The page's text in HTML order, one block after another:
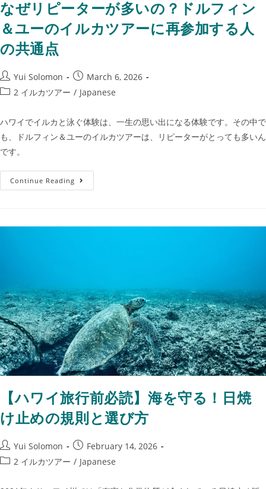
なぜリピーターが多いの？ドルフィン
＆ユーのイルカツアーに再参加する人
の共通点
Yui Solomon
March 6, 2026
2 イルカツアー / Japanese
ハワイでイルカと泳ぐ体験は、一生の思い出になる体験です。その中で
も、ドルフィン＆ユーのイルカツアーは、リピーターがとっても多いん
です。
Continue Reading
【ハワイ旅行前必読】海を守る！日焼
け止めの規則と選び方
Yui Solomon
February 14, 2026
2 イルカツアー / Japanese